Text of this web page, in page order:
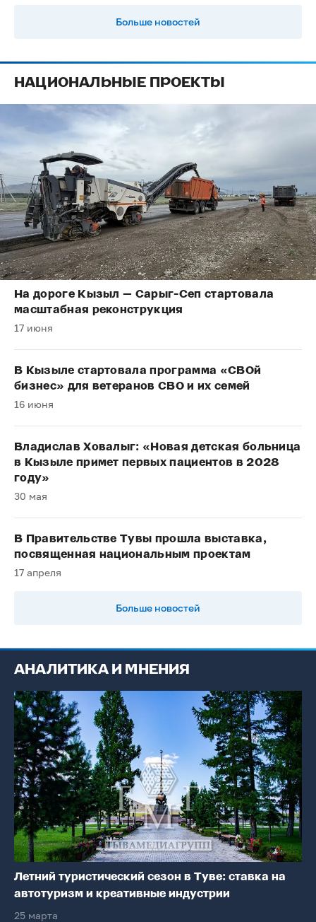
Больше новостей
НАЦИОНАЛЬНЫЕ ПРОЕКТЫ
На дороге Кызыл — Сарыг-Сеп стартовала
масштабная реконструкция
17 июня
В Кызыле стартовала программа «СВОй
бизнес» для ветеранов СВО и их семей
16 июня
Владислав Ховалыг: «Новая детская больница
в Кызыле примет первых пациентов в 2028
году»
30 мая
В Правительстве Тувы прошла выставка,
посвященная национальным проектам
17 апреля
Больше новостей
АНАЛИТИКА И МНЕНИЯ
Летний туристический сезон в Туве: ставка на
автотуризм и креативные индустрии
25 марта